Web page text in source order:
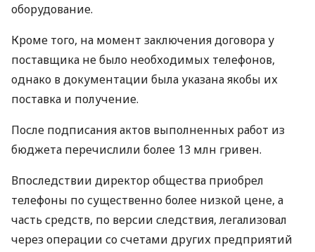
оборудование.
Кроме того, на момент заключения договора у
поставщика не было необходимых телефонов,
однако в документации была указана якобы их
поставка и получение.
После подписания актов выполненных работ из
бюджета перечислили более 13 млн гривен.
Впоследствии директор общества приобрел
телефоны по существенно более низкой цене, а
часть средств, по версии следствия, легализовал
через операции со счетами других предприятий